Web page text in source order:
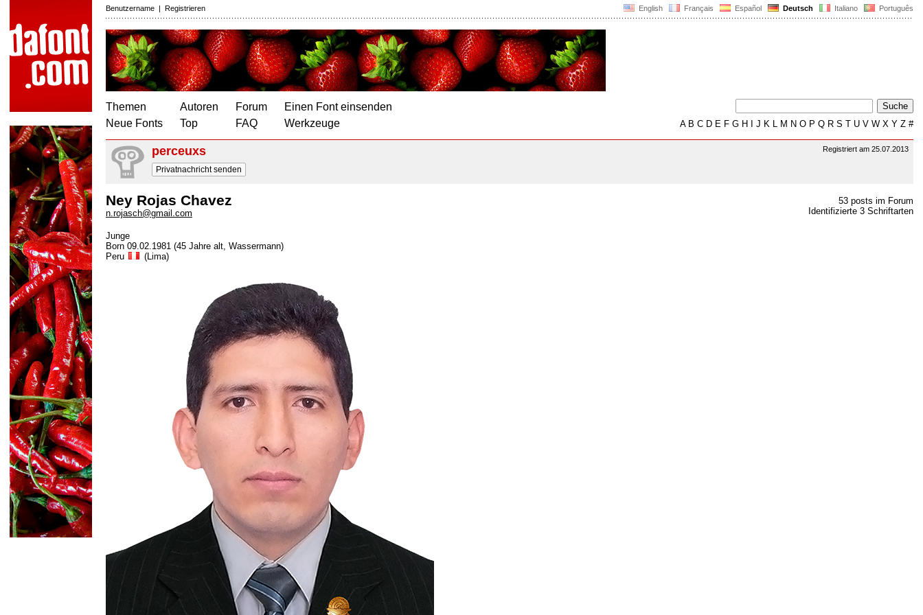
English Français Español Deutsch Italiano Português
Benutzername | Registrieren
Themen
Neue Fonts
Autoren
Top
Forum
FAQ
Einen Font einsenden
Werkzeuge
AB C D E F G H J K L M N O P Q R S T U V W X Y Z #
Registriert am 25.07.2013
perceuxs
Privatnachricht senden
53 posts im Forum
Identifizierte 3 Schriftarten
Ney Rojas Chavez
n.rojasch@gmail.com
Junge
Born 09.02.1981 (45 Jahre alt, Wassermann)
Peru
(Lima)